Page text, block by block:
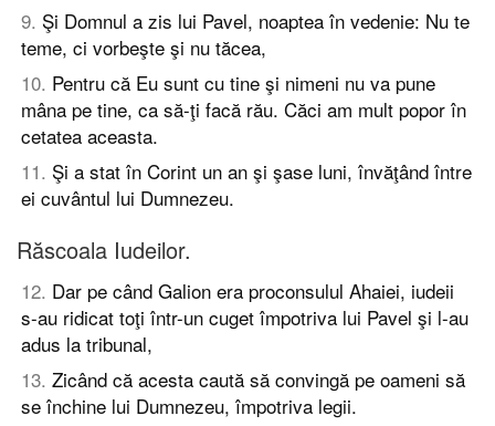
9. Şi Domnul a zis lui Pavel, noaptea în vedenie: Nu te
teme, ci vorbeşte şi nu tăcea,
10. Pentru că Eu sunt cu tine şi nimeni nu va pune
mâna pe tine, ca să-ţi facă rău. Căci am mult popor în
cetatea aceasta.
11. Şi a stat în Corint un an şi şase luni, învăţând între
ei cuvântul lui Dumnezeu.
Răscoala Iudeilor.
12. Dar pe când Galion era proconsulul Ahaiei, iudeii
s-au ridicat toţi într-un cuget împotriva lui Pavel şi l-au
adus la tribunal,
13. Zicând că acesta caută să convingă pe oameni să
se închine lui Dumnezeu, împotriva legii.